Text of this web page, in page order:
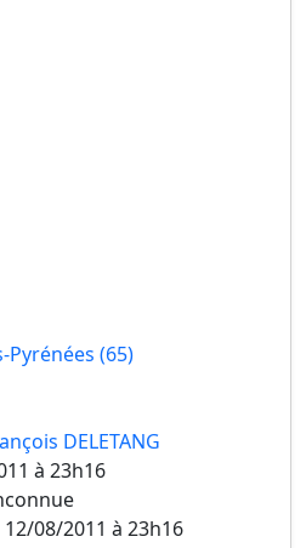
Pyrénées (65)
DELETANG
à 23h16
12/08/2011 à 23h16